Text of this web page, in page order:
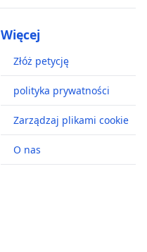
Więcej
Złóż petycję
polityka prywatności
Zarządzaj plikami cookie
O nas